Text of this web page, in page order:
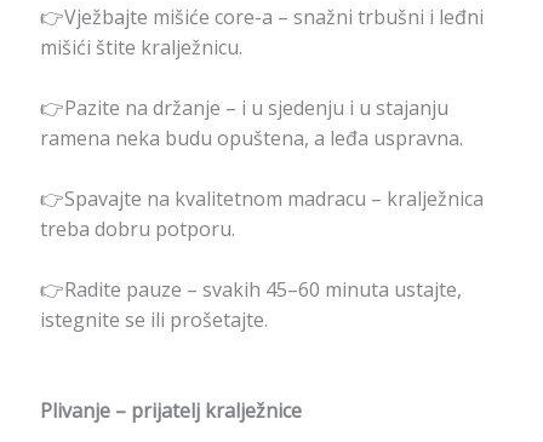
👉Vježbajte mišiće core-a – snažni trbušni i leđni
mišići štite kralježnicu.
👉Pazite na držanje – i u sjedenju i u stajanju
ramena neka budu opuštena, a leđa uspravna.
👉Spavajte na kvalitetnom madracu – kralježnica
treba dobru potporu.
👉Radite pauze – svakih 45–60 minuta ustajte,
istegnite se ili prošetajte.
Plivanje – prijatelj kralježnice